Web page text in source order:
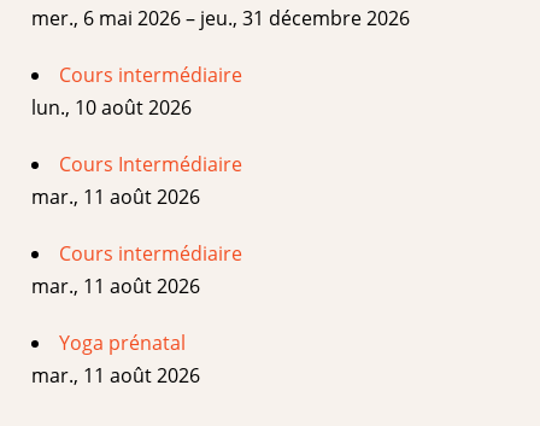
mer., 6 mai 2026 – jeu., 31 décembre 2026
Cours intermédiaire
lun., 10 août 2026
Cours Intermédiaire
mar., 11 août 2026
Cours intermédiaire
mar., 11 août 2026
Yoga prénatal
mar., 11 août 2026